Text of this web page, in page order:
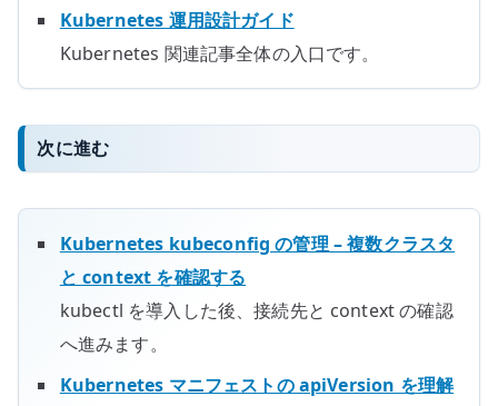
Kubernetes 運用設計ガイド
Kubernetes 関連記事全体の入口です。
次に進む
Kubernetes kubeconfig の管理 – 複数クラスタ
と context を確認する
kubectl を導入した後、接続先と context の確認
へ進みます。
Kubernetes マニフェストの apiVersion を理解